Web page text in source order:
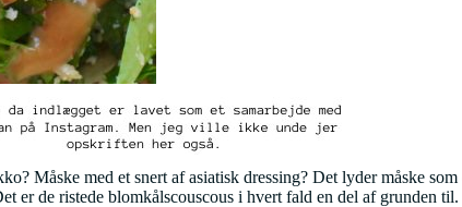
Måske med et snert af asiatisk dressing? Det lyder måske
er de ristede blomkålscouscous i hvert fald en del af grunden